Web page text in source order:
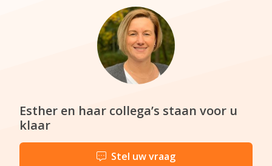
Esther en haar collega’s staan voor u
klaar
Stel uw vraag